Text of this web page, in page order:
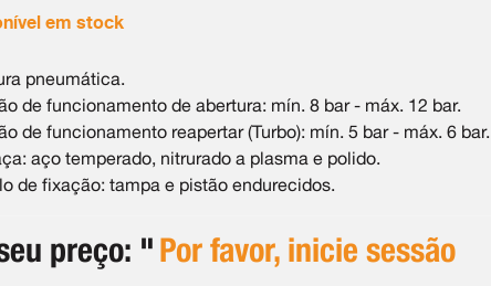
em stock
pneumática.
de funcionamento de abertura: mín. 8 bar - máx. 12 bar.
de funcionamento reapertar (Turbo): mín. 5 bar - máx. 6 bar.
aço temperado, nitrurado a plasma e polido.
de fixação: tampa e pistão endurecidos.
preço: "Por favor, inicie sessão